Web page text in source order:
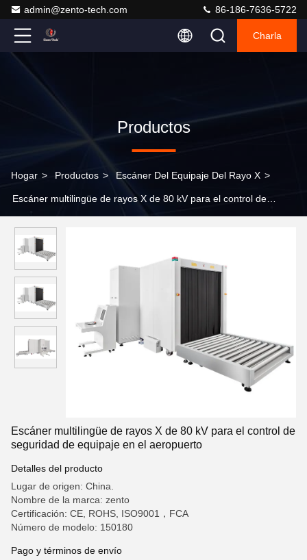
admin@zento-tech.com 86-186-7636-5722
Charla
Productos
Hogar > Productos > Escáner Del Equipaje Del Rayo X >
Escáner multilingüe de rayos X de 80 kV para el control de
Escáner multilingüe de rayos X de 80 kV para el control de
seguridad de equipaje en el aeropuerto
Detalles del producto
Lugar de origen: China.
Nombre de la marca: zento
Certificación: CE, ROHS, ISO9001，FCA
Número de modelo: 150180
Pago y términos de envío